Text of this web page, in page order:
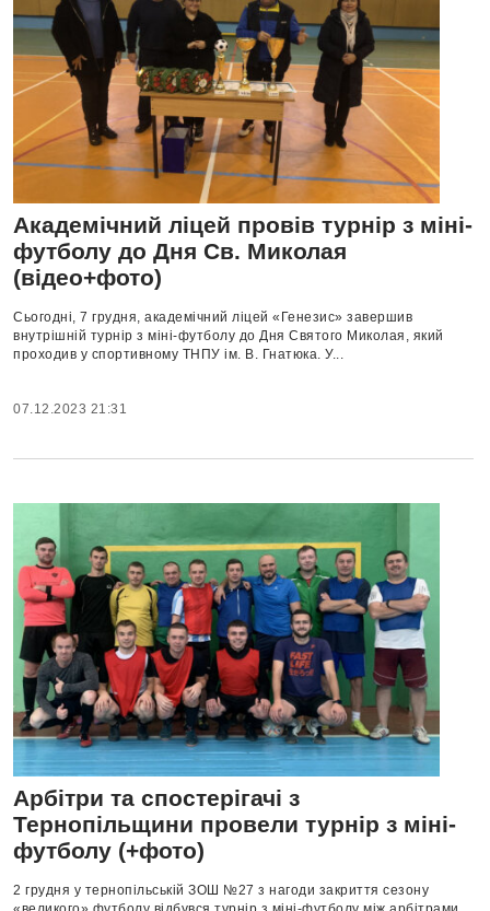
Академічний ліцей провів турнір з міні-
футболу до Дня Св. Миколая
(відео+фото)
Сьогодні, 7 грудня, академічний ліцей «Генезис» завершив
внутрішній турнір з міні-футболу до Дня Святого Миколая, який
проходив у спортивному ТНПУ ім. В. Гнатюка. У...
07.12.2023 21:31
Арбітри та спостерігачі з
Тернопільщини провели турнір з міні-
футболу (+фото)
2 грудня у тернопільській ЗОШ №27 з нагоди закриття сезону